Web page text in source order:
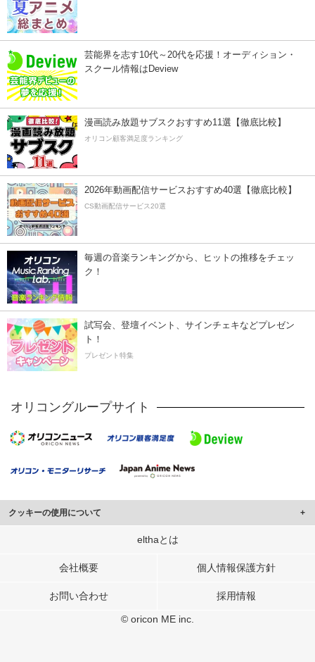
芸能界を志す10代～20代を応援！オーディション・
スクール情報はDeview
漫画読み放題サブスクおすすめ11選【徹底比較】
オリコン顧客満足度ランキング
2026年動画配信サービスおすすめ40選【徹底比較】
CS動画配信サービス20選
毎週の音楽ランキングから、ヒットの推移をチェッ
ク！
試写会、登壇イベント、サインチェキなどプレゼン
ト！
プレゼント特集
オリコングループサイト
クッキーの使用について
このサイトでは Cookie を使用して、ユーザーに合わせたコンテンツや広告の
行っています。
メディアや広告配信、データ解析の各パートナーに提供しています。
elthaとは
会社概要 個人情報保護方針
お問い合わせ 採用情報
© oricon ME inc.